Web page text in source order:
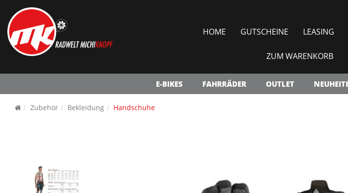
HOME GUTSCHEINE LEASING
ZUM WARENKORB
E-BIKES FAHRRÄDER OUTLET
Zubehör Bekleidung Handschuhe